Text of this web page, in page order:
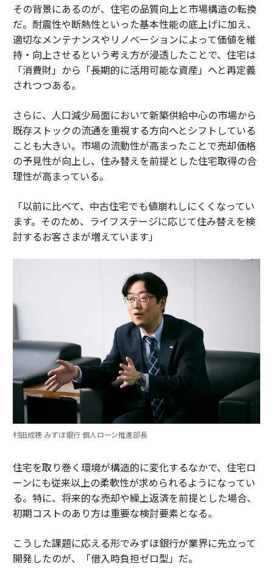
その背景にあるのが、住宅の品質向上と市場構造の転換
だ。耐震性や断熱性といった基本性能の底上げに加え、
適切なメンテナンスやリノベーションによって価値を維
持・向上させるという考え方が浸透したことで、住宅は
「消費財」から「長期的に活用可能な資産」へと再定義
されつつある。
さらに、人口減少局面において新築供給中心の市場から
既存ストックの流通を重視する方向へとシフトしている
ことも大きい。市場の流動性が高まったことで売却価格
の予見性が向上し、住み替えを前提とした住宅取得の合
理性が高まっている。
「以前に比べて、中古住宅でも値崩れしにくくなってい
ます。そのため、ライフステージに応じて住み替えを検
討するお客さまが増えています」
村田成穂 みずほ銀行 個人ローン推進部長
住宅を取り巻く環境が構造的に変化するなかで、住宅ロ
ーンにも従来以上の柔軟性が求められるようになってい
る。特に、将来的な売却や繰上返済を前提とした場合、
初期コストのあり方は重要な検討要素となる。
こうした課題に応える形でみずほ銀行が業界に先立って
開発したのが、「借入時負担ゼロ型」だ。